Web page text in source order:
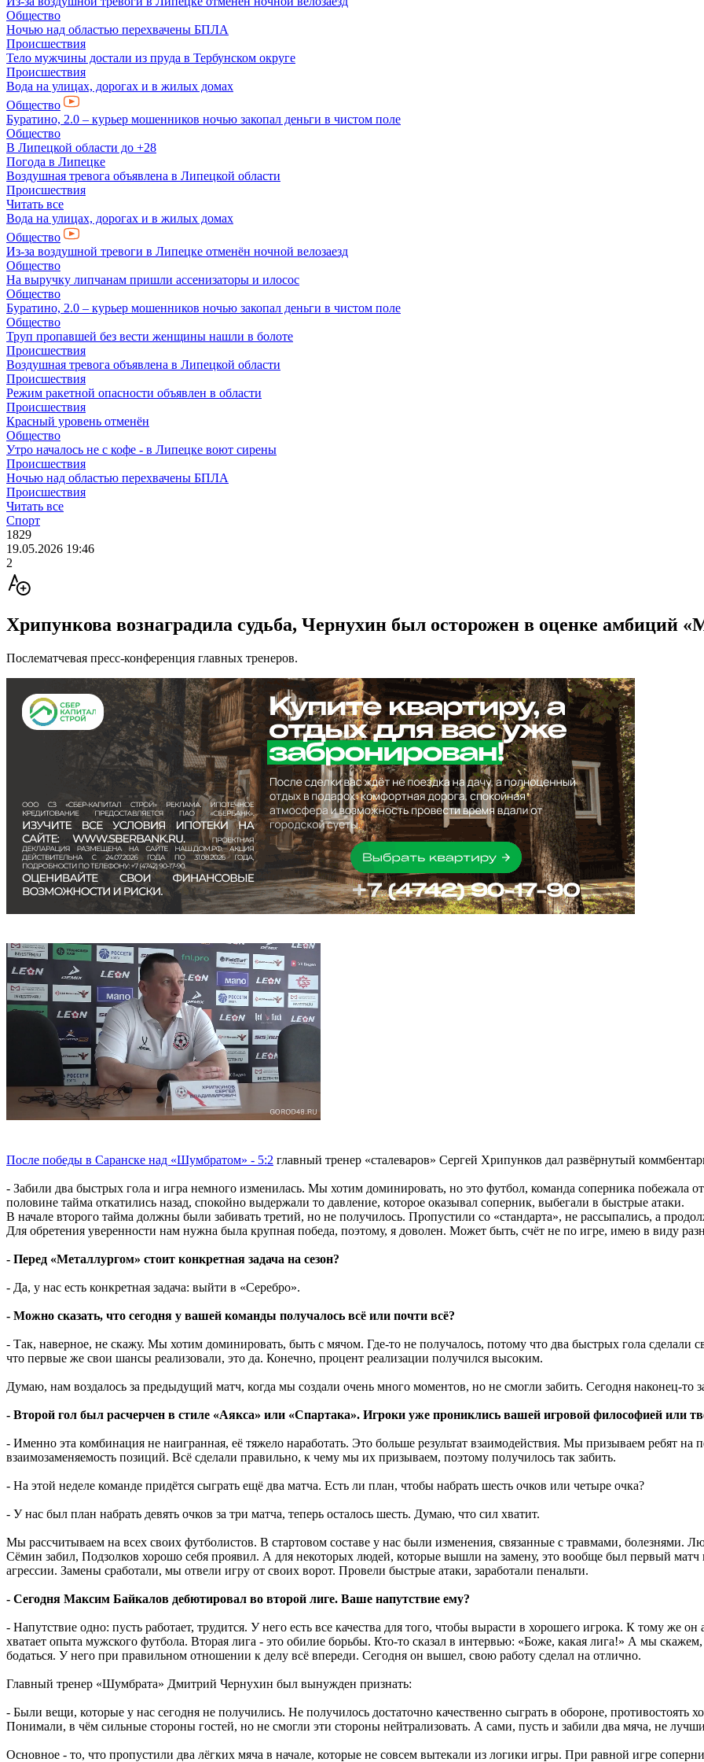
Общество
Ночью над областью перехвачены БПЛА
Происшествия
Тело мужчины достали из пруда в Тербунском округе
Происшествия
Вода на улицах, дорогах и в жилых домах
Общество
Буратино, 2.0 – курьер мошенников ночью закопал деньги в чистом поле
Общество
В Липецкой области до +28
Погода в Липецке
Воздушная тревога объявлена в Липецкой области
Происшествия
Читать все
Вода на улицах, дорогах и в жилых домах
Общество
Из-за воздушной тревоги в Липецке отменён ночной велозаезд
Общество
На выручку липчанам пришли ассенизаторы и илосос
Общество
Буратино, 2.0 – курьер мошенников ночью закопал деньги в чистом поле
Общество
Труп пропавшей без вести женщины нашли в болоте
Происшествия
Воздушная тревога объявлена в Липецкой области
Происшествия
Режим ракетной опасности объявлен в области
Происшествия
Красный уровень отменён
Общество
Утро началось не с кофе - в Липецке воют сирены
Происшествия
Ночью над областью перехвачены БПЛА
Происшествия
Читать все
Спорт
1829
19.05.2026 19:46
2
Хрипункова вознаградила судьба, Чернухин был осторожен в оценке амбиций
Послематчевая пресс-конференция главных тренеров.
После победы в Саранске над «Шумбратом» - 5:2 главный тренер «сталеваров» Сергей Хрипунков дал развёрнутый
- Забили два быстрых гола и игра немного изменилась. Мы хотим доминировать, но это футбол, команда соперника побежала
половине тайма откатились назад, спокойно выдержали то давление, которое оказывал соперник, выбегали в быстрые атаки.
В начале второго тайма должны были забивать третий, но не получилось. Пропустили со «стандарта», не рассыпались, а
Для обретения уверенности нам нужна была крупная победа, поэтому, я доволен. Может быть, счёт не по игре, имею в виду
- Перед «Металлургом» стоит конкретная задача на сезон?
- Да, у нас есть конкретная задача: выйти в «Серебро».
- Можно сказать, что сегодня у вашей команды получалось всё или почти всё?
- Так, наверное, не скажу. Мы хотим доминировать, быть с мячом. Где-то не получалось, потому что два быстрых гола сделали
что первые же свои шансы реализовали, это да. Конечно, процент реализации получился высоким.
Думаю, нам воздалось за предыдущий матч, когда мы создали очень много моментов, но не смогли забить. Сегодня наконец-то
- Второй гол был расчерчен в стиле «Аякса» или «Спартака». Игроки уже прониклись вашей игровой философией или
- Именно эта комбинация не наигранная, её тяжело наработать. Это больше результат взаимодействия. Мы призываем ребят на
взаимозаменяемость позиций. Всё сделали правильно, к чему мы их призываем, поэтому получилось так забить.
- На этой неделе команде придётся сыграть ещё два матча. Есть ли план, чтобы набрать шесть очков или четыре очка?
- У нас был план набрать девять очков за три матча, теперь осталось шесть. Думаю, что сил хватит.
Мы рассчитываем на всех своих футболистов. В стартовом составе у нас были изменения, связанные с травмами, болезнями.
Сёмин забил, Подзолков хорошо себя проявил. А для некоторых людей, которые вышли на замену, это вообще был первый
агрессии. Замены сработали, мы отвели игру от своих ворот. Провели быстрые атаки, заработали пенальти.
- Сегодня Максим Байкалов дебютировал во второй лиге. Ваше напутствие ему?
- Напутствие одно: пусть работает, трудится. У него есть все качества для того, чтобы вырасти в хорошего игрока. К тому же
хватает опыта мужского футбола. Вторая лига - это обилие борьбы. Кто-то сказал в интервью: «Боже, какая лига!» А мы
бодаться. У него при правильном отношении к делу всё впереди. Сегодня он вышел, свою работу сделал на отлично.
Главный тренер «Шумбрата» Дмитрий Чернухин был вынужден признать:
- Были вещи, которые у нас сегодня не получились. Не получилось достаточно качественно сыграть в обороне, противостоять
Понимали, в чём сильные стороны гостей, но не смогли эти стороны нейтрализовать. А сами, пусть и забили два мяча, не
Основное - то, что пропустили два лёгких мяча в начале, которые не совсем вытекали из логики игры. При равной игре